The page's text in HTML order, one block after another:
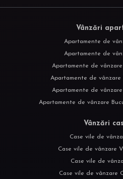
Vânzări
Apartamente de
Apartamente de
Apartamente de
Apartamente de vânzare
Apartamente de
Apartamente de vânzare
Vânzări
Case vile de
Case vile de vânzare
Case vile de
Case vile de vânzare